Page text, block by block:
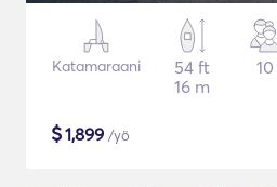
Katamaraani
54 ft
16 m
10
$1,899 /yö